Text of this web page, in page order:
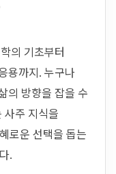
의 기초부터
용까지. 누구나
의 방향을 잡을 수
사주 지식을
로운 선택을 돕는
.